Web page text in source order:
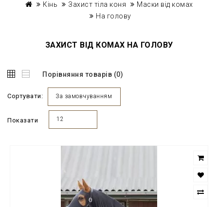
Кінь Захист тіла коня
Маски від комах
На голову
ЗАХИСТ ВІД КОМАХ НА ГОЛОВУ
Порівняння товарів (0)
Сортувати: За замовчуванням
Показати 12